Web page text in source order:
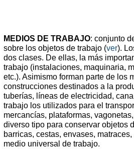
MEDIOS DE TRABAJO: conjunto
sobre los objetos de trabajo (ver).
dos clases. De ellas, la más
trabajo (instalaciones, maquinaria,
etc.). Asimismo forman parte de los
construcciones destinados a la
tuberías, líneas de electricidad,
trabajo los utilizados para el
mercancías, plataformas,
diverso tipo para conservar objetos
barricas, cestas, envases,
medio universal de trabajo.